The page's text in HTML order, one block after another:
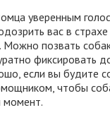
уверенным
вас в страхе
Можно позвать
фиксировать
если вы будите
чтобы